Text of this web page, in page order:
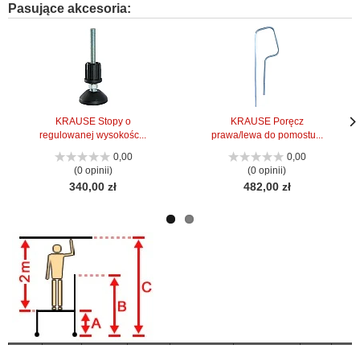
Pasujące akcesoria:
KRAUSE Stopy o
regulowanej wysokośc...
0,00
(0 opinii)
340,00 zł
KRAUSE Poręcz
prawa/lewa do pomostu...
0,00
(0 opinii)
482,00 zł